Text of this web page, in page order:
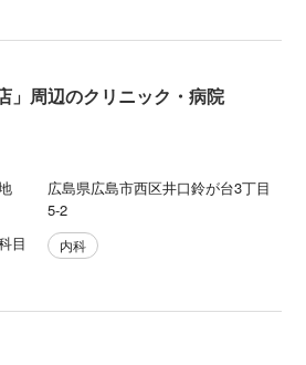
」周辺のクリニック・病院
広島県広島市西区井口鈴が台3丁目
5-2
目
内科